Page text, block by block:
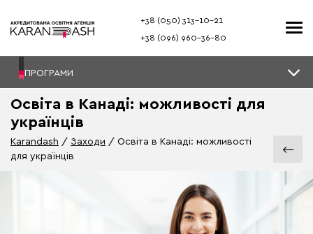
+38 (050) 313–10-21
+38 (096) 960–36-80
ПРОГРАМИ
Освіта в Канаді: можливості для
українців
Karandash Заходи
Освіта в Канаді: можливості
для українців